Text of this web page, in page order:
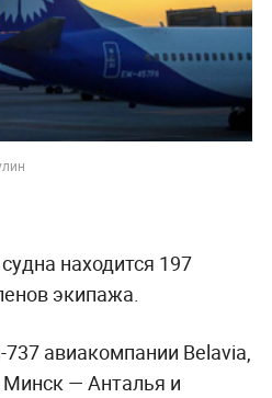
находится 197
экипажа.
авиакомпании Belavia,
— Анталья и